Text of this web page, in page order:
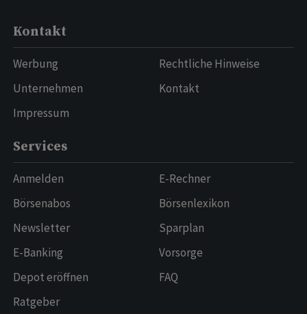
Kontakt
Werbung
Unternehmen
Impressum
Rechtliche Hinweise
Kontakt
Services
Anmelden
Börsenabos
Newsletter
E-Banking
Depot eröffnen
Ratgeber
E-Rechner
Börsenlexikon
Sparplan
Vorsorge
FAQ